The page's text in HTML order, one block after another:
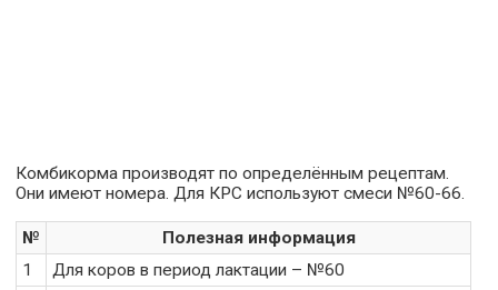
Комбикорма производят по определённым рецептам.
Они имеют номера. Для КРС используют смеси №60-66.
№
Полезная информация
1
Для коров в период лактации – №60